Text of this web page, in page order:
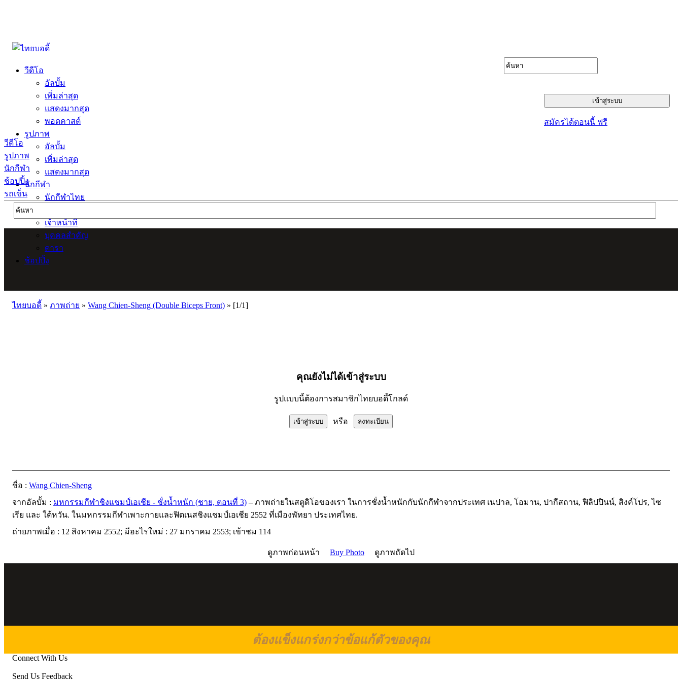
วีดีโอ
อัลบั้ม
เพิ่มล่าสุด
แสดงมากสุด
พอดคาสต์
รูปภาพ
อัลบั้ม
เพิ่มล่าสุด
แสดงมากสุด
นักกีฬา
นักกีฬาไทย
เจ้าหน้าที่
บุคคลสำคัญ
ดารา
ช้อปปิ้ง
สมัครได้ตอนนี้ ฟรี
วีดีโอ
รูปภาพ
นักกีฬา
ช้อปปิ้ง
รถเข็น
ไทยบอดี้ » ภาพถ่าย » Wang Chien-Sheng (Double Biceps Front) » [1/1]
คุณยังไม่ได้เข้าสู่ระบบ
รูปแบบนี้ต้องการสมาชิกไทยบอดี้โกลด์
หรือ
ชื่อ : Wang Chien-Sheng
จากอัลบั้ม : มหกรรมกีฬาชิงแชมป์เอเชีย - ชั่งนํ้าหนัก (ชาย, ตอนที่ 3) – ภาพถ่ายในสตูดิโอของเรา ในการชั่งนํ้าหนักกับนักกีฬาจากประเทศ เนปาล, โอมาน, ปากีสถาน, ฟิลิปปินน์, สิงค์โปร, ไซ
เรีย และ ใต้หวัน. ในมหกรรมกีฬาเพาะกายและฟิตเนสชิงแชมป์เอเชีย 2552 ที่เมืองพัทยา ประเทศไทย.
ถ่ายภาพเมื่อ : 12 สิงหาคม 2552; มีอะไรใหม่ : 27 มกราคม 2553; เข้าชม 114
ดูภาพก่อนหน้า Buy Photo ดูภาพถัดไป
ต้องแข็งแกร่งกว่าข้อแก้ตัวของคุณ
Connect With Us
Send Us Feedback